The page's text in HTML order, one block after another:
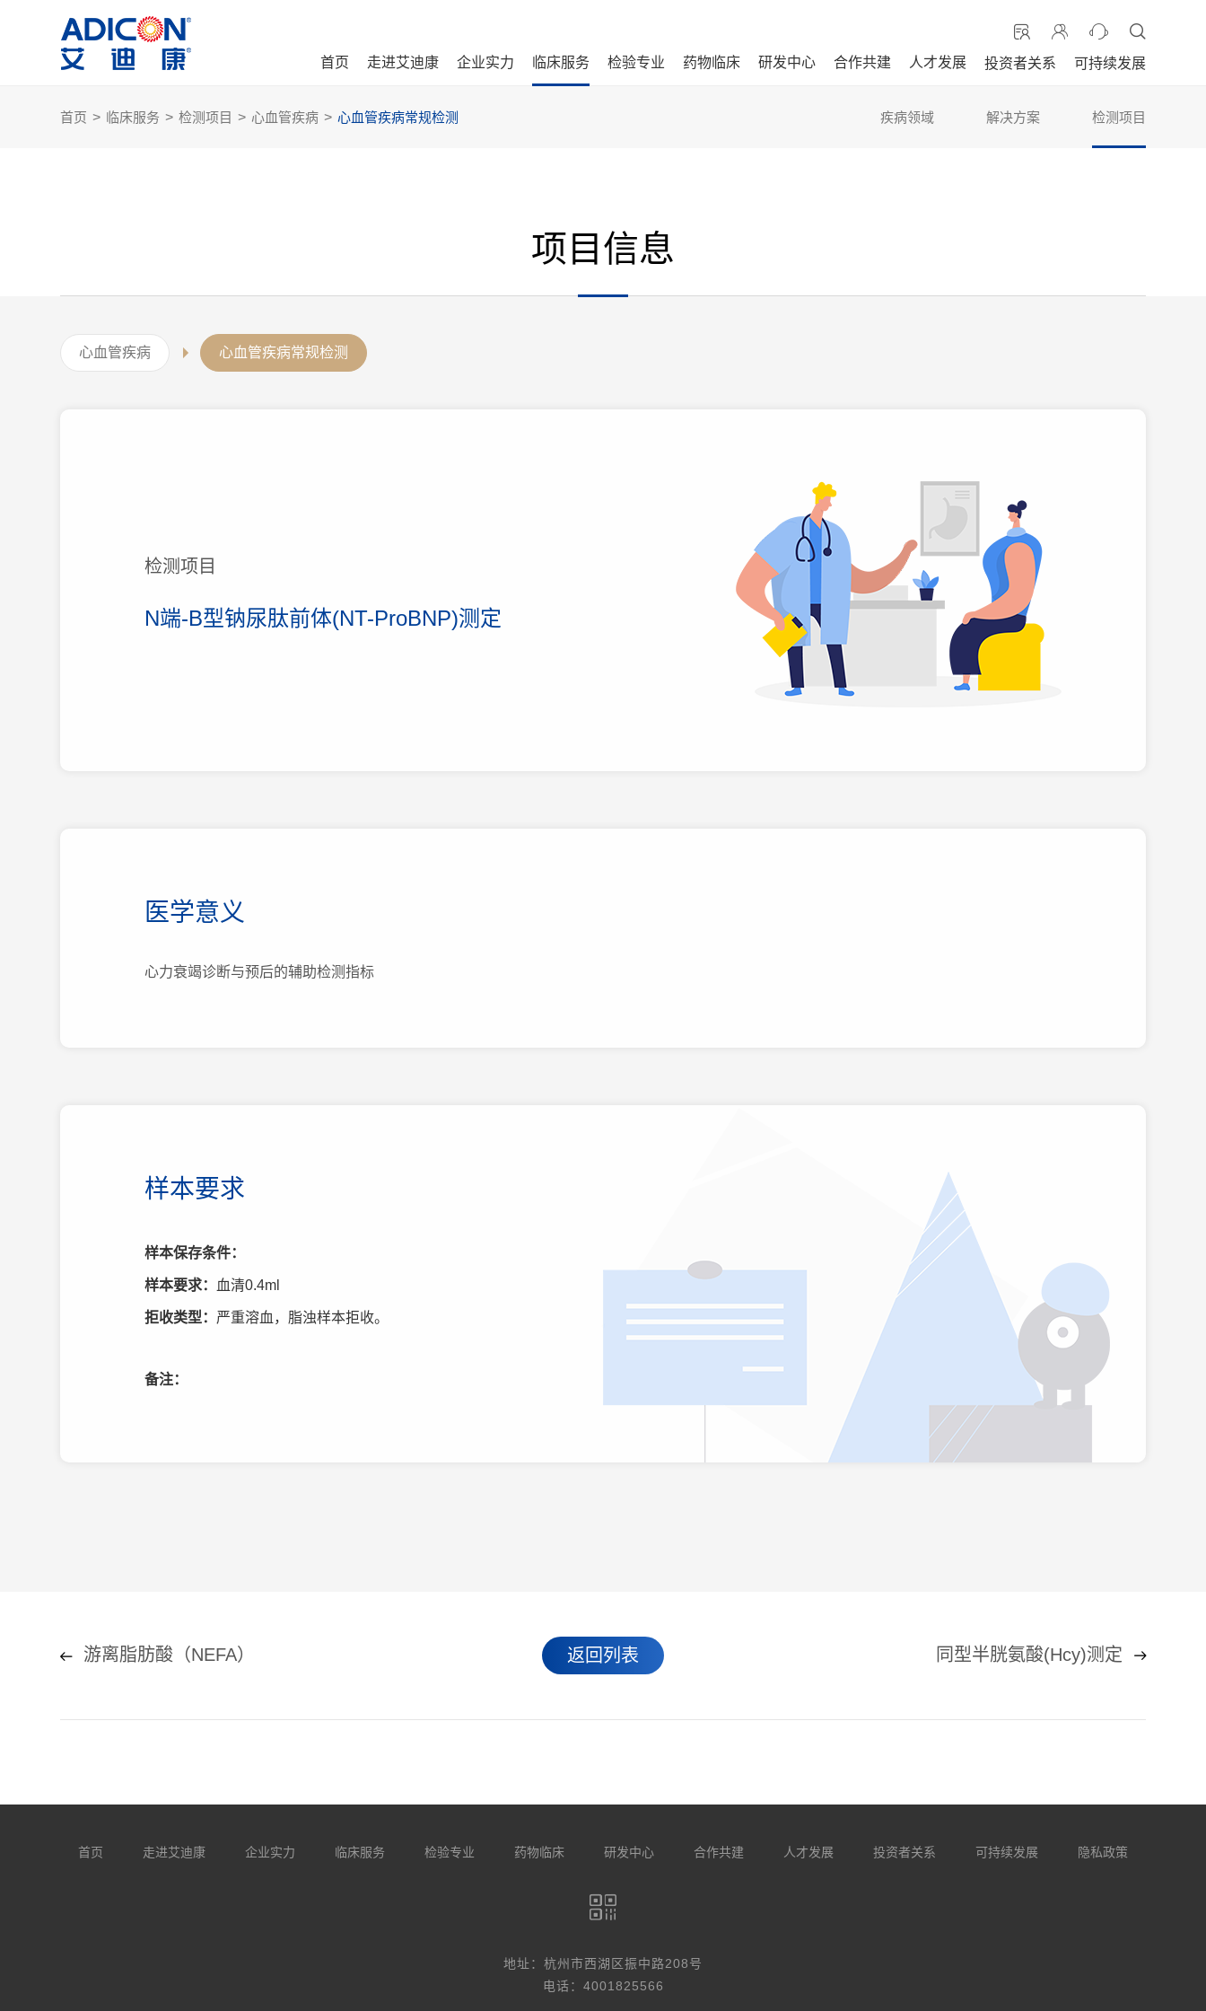
首页 走进艾迪康 企业实力 临床服务 检验专业 药物临床 研发中心 合作共建 人才发展 投资者关系 可持续发展
首页 > 临床服务 > 检测项目 > 心血管疾病 > 心血管疾病常规检测 疾病领域 解决方案 检测项目
项目信息
心血管疾病 心血管疾病常规检测
检测项目
N端-B型钠尿肽前体(NT-ProBNP)测定
医学意义
心力衰竭诊断与预后的辅助检测指标
样本要求
样本保存条件：
样本要求： 血清0.4ml
拒收类型： 严重溶血，脂浊样本拒收。
备注：
游离脂肪酸（NEFA） 返回列表 同型半胱氨酸(Hcy)测定
首页 走进艾迪康 企业实力 临床服务 检验专业 药物临床 研发中心 合作共建 人才发展 投资者关系 可持续发展 隐私政策
地址：杭州市西湖区振中路208号
电话：4001825566